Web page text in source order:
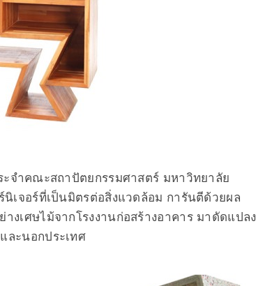
จำคณะสถาปัตยกรรมศาสตร์ มหาวิทยาลัย
นิเจอร์ที่เป็นมิตรต่อสิ่งแวดล้อม การันตีด้วยผล
งเศษไม้จากโรงงานก่อสร้างอาคาร มาดัดแปลง
ละนอกประเทศ